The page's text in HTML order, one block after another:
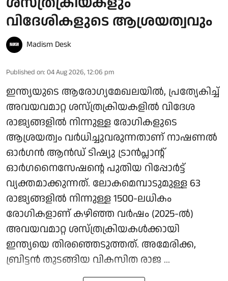
വിദേശികളുടെ ആശ്രയത്വവും
Madism Desk
Published on: 04 Aug 2026, 12:06 pm
ഇന്ത്യയുടെ ആരോഗ്യമേഖലയിൽ, പ്രത്യേകിച്ച്
അവയവമാറ്റ ശസ്ത്രക്രിയകളിൽ വിദേശ
രാജ്യങ്ങളിൽ നിന്നുള്ള രോഗികളുടെ
ആശ്രയത്വം വർധിച്ചുവരുന്നതാണ് നാഷണൽ
ഓർഗൻ ആൻഡ് ടിഷ്യു ട്രാൻപ്ലാന്റ്
ഓർഗനൈസേഷന്റെ പുതിയ റിപ്പോർട്ട്
വ്യക്തമാക്കുന്നത്. ലോകമെമ്പാടുമുള്ള 63
രാജ്യങ്ങളിൽ നിന്നുള്ള 1500-ലധികം
രോഗികളാണ് കഴിഞ്ഞ വർഷം (2025-ൽ)
അവയവമാറ്റ ശസ്ത്രക്രിയകൾക്കായി
ഇന്ത്യയെ തിരഞ്ഞെടുത്തത്. അമേരിക്ക,
ബ്രിട്ടൻ തുടങ്ങിയ വികസിത രാജ ...